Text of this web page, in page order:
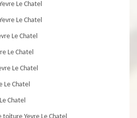
Le Chatel
Le Chatel
Le Chatel
Le Chatel
Le Chatel
Le Chatel
Chatel